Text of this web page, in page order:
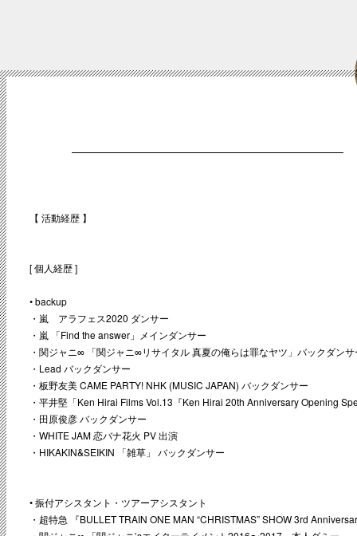
【 活動経歴 】
[ 個人経歴 ]
• backup
・嵐 アラフェス2020 ダンサー
・嵐 「Find the answer」メインダンサー
・関ジャニ∞ 「関ジャニ∞リサイタル 真夏の俺らは罪なヤツ」バックダン
・Lead バックダンサー
・板野友美 CAME PARTY! NHK (MUSIC JAPAN) バックダンサー
・平井堅「Ken Hirai Films Vol.13『Ken Hirai 20th Anniversary Opening
・田原俊彦 バックダンサー
・WHITE JAM 恋バナ花火 PV 出演
・HIKAKIN&SEIKIN 「雑草」 バックダンサー
• 振付アシスタント・ツアーアシスタント
・超特急 『BULLET TRAIN ONE MAN “CHRISTMAS” SHOW 3rd